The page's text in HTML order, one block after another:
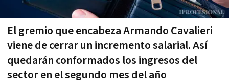
El gremio que encabeza Armando Cavalieri
viene de cerrar un incremento salarial. Así
quedarán conformados los ingresos del
sector en el segundo mes del año